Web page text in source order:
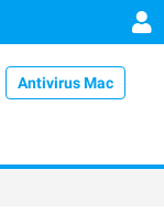
Antivirus Mac